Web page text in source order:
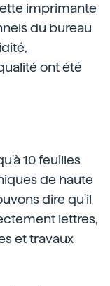
imprimante
du bureau
ont été
10 feuilles
de haute
dire qu'il
lettres,
et travaux